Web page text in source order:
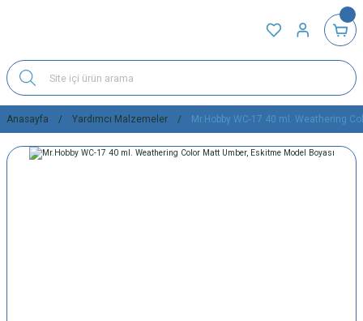
Anasayfa Yardımcı Malzemeler Mr.Hobby WC-17 40 ml. Weathering